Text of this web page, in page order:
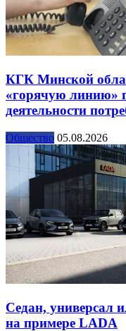
КГК Минской
«горячую линию»
деятельности
Общество 05.08.2026
Седан, универсал
на примере LADA